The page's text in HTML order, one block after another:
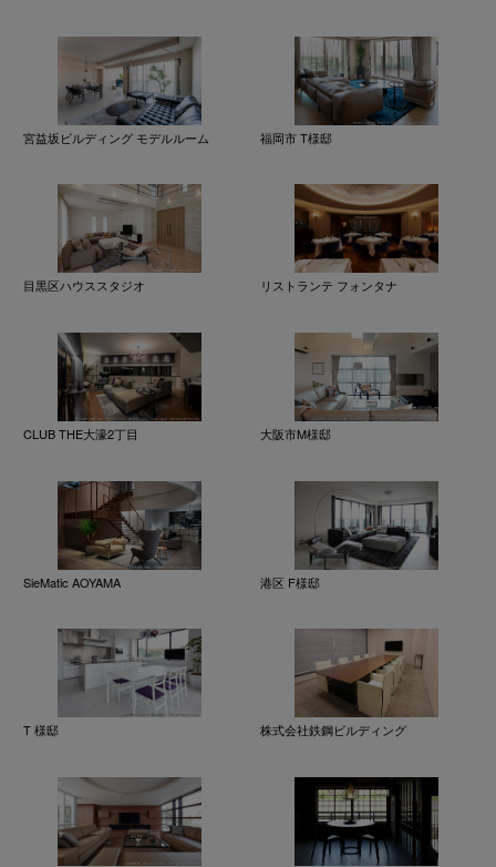
宮益坂ビルディング モデルルーム 福岡市 T様邸
目黒区ハウススタジオ リストランテ フォンタナ
CLUB THE大濠2丁目 大阪市M様邸
SieMatic AOYAMA 港区 F様邸
T 様邸 株式会社鉄鋼ビルディング